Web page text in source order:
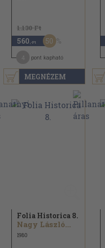
MEGNÉZEM
1.130 Ft
560 ,-Ft 50
pont kapható
Folia Historica 8.
Nagy László...
1980